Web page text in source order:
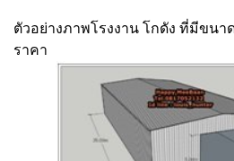
ตัวอย่างภาพโรงงาน โกดัง ที่มีขนา
ราคา